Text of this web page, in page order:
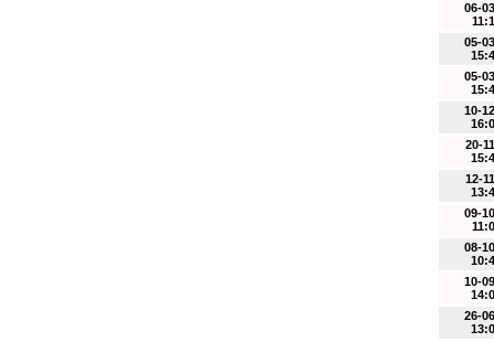
06-
05-
05-
10-
20-
12-
09-
08-
10-
26-